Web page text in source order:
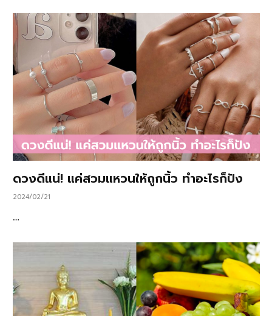
ดวงดีแน่! แค่สวมแหวนให้ถูกนิ้ว ทำอะไรก็ปัง
2024/02/21
…